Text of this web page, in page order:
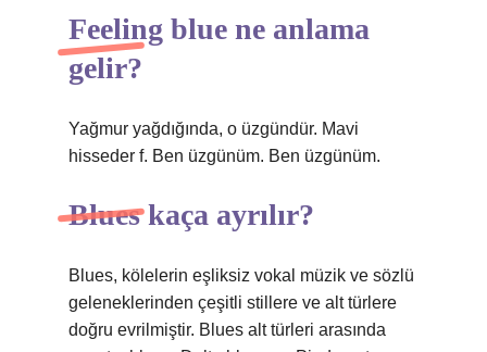
Feeling blue ne anlama
gelir?
Yağmur yağdığında, o üzgündür. Mavi
hisseder f. Ben üzgünüm. Ben üzgünüm.
Blues kaça ayrılır?
Blues, kölelerin eşliksiz vokal müzik ve sözlü
geleneklerinden çeşitli stillere ve alt türlere
doğru evrilmiştir. Blues alt türleri arasında